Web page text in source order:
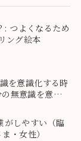
: つよくなるため
ング絵本
を意識化する時
無意識を意識
がしやすい（臨
・女性）